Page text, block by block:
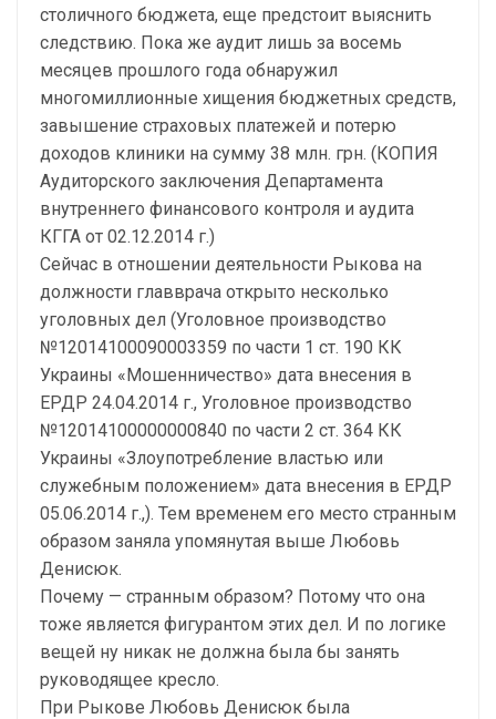
столичного бюджета, еще предстоит выяснить
следствию. Пока же аудит лишь за восемь
месяцев прошлого года обнаружил
многомиллионные хищения бюджетных средств,
завышение страховых платежей и потерю
доходов клиники на сумму 38 млн. грн. (КОПИЯ
Аудиторского заключения Департамента
внутреннего финансового контроля и аудита
КГГА от 02.12.2014 г.)
Сейчас в отношении деятельности Рыкова на
должности главврача открыто несколько
уголовных дел (Уголовное производство
№12014100090003359 по части 1 ст. 190 КК
Украины «Мошенничество» дата внесения в
ЕРДР 24.04.2014 г., Уголовное производство
№12014100000000840 по части 2 ст. 364 КК
Украины «Злоупотребление властью или
служебным положением» дата внесения в ЕРДР
05.06.2014 г.,). Тем временем его место странным
образом заняла упомянутая выше Любовь
Денисюк.
Почему — странным образом? Потому что она
тоже является фигурантом этих дел. И по логике
вещей ну никак не должна была бы занять
руководящее кресло.
При Рыкове Любовь Денисюк была